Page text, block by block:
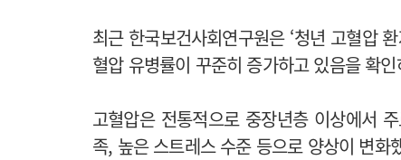
최근 한국보건사회연구원은 ‘청년 고혈압
혈압 유병률이 꾸준히 증가하고 있음을 확
고혈압은 전통적으로 중장년층 이상에서
족, 높은 스트레스 수준 등으로 양상이 변화